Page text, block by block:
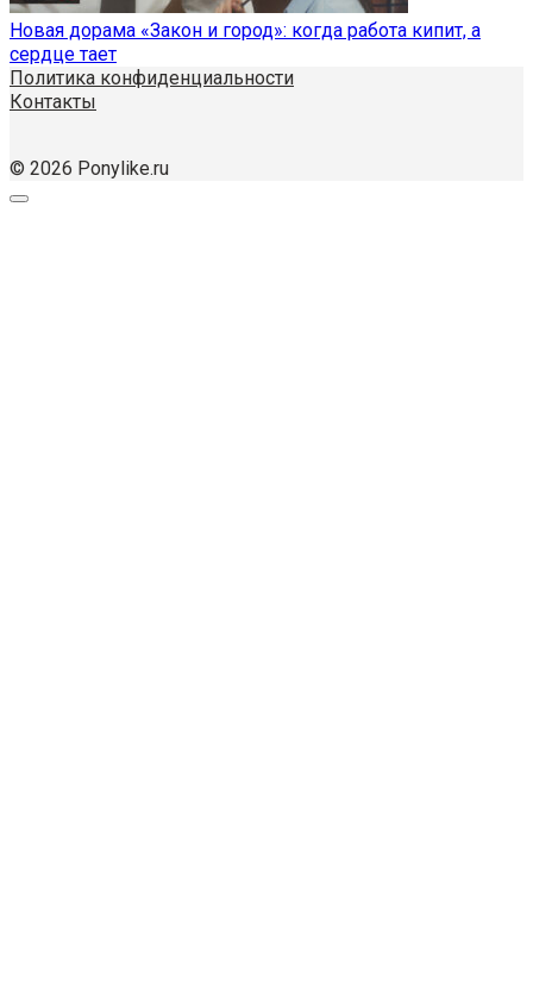
Новая дорама «Закон и город»: когда работа кипит, а
сердце тает
Политика конфиденциальности
Контакты
© 2026 Ponylike.ru